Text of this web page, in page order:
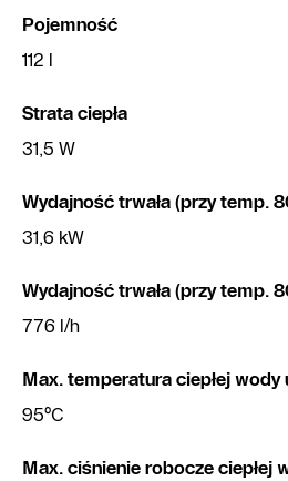
Pojemność
112 l
Strata ciepła
31,5 W
Wydajność trwała (przy temp.
31,6 kW
Wydajność trwała (przy temp.
776 l/h
Max. temperatura ciepłej wody
95°C
Max. ciśnienie robocze ciepłej